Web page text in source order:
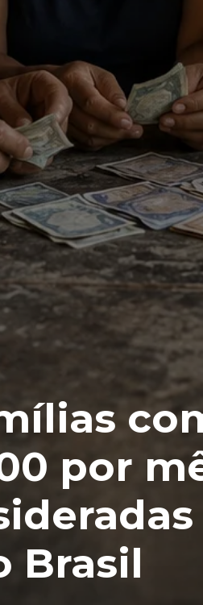
por
Brasil